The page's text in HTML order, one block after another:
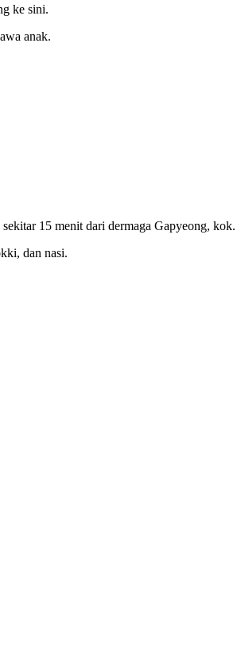
ke sini.
anak.
15 menit dari dermaga Gapyeong, kok.
dan nasi.